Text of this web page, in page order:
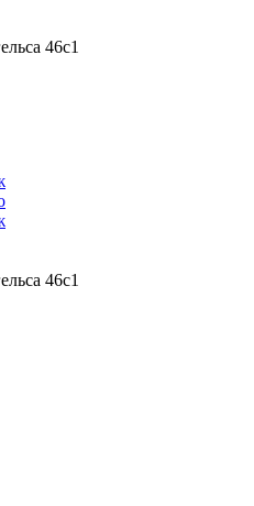
46с1
46с1